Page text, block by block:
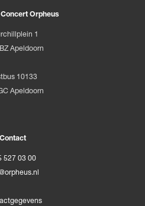
Orpheus
1
Apeldoorn
10133
Apeldoorn
Contact
527 03 00